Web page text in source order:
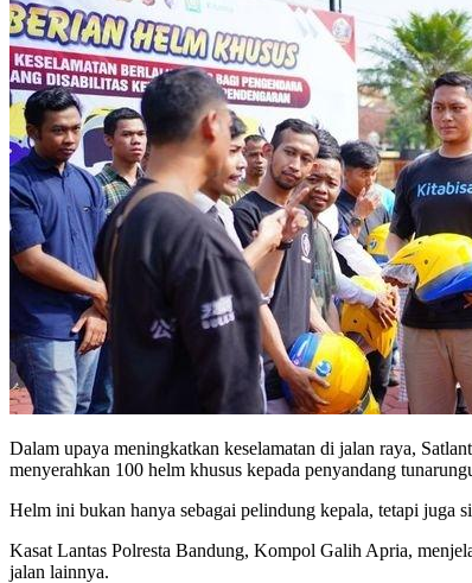
Dalam upaya meningkatkan keselamatan di jalan raya,
menyerahkan 100 helm khusus kepada penyandang
Helm ini bukan hanya sebagai pelindung kepala, tetapi juga
Kasat Lantas Polresta Bandung, Kompol Galih Apria,
jalan lainnya.